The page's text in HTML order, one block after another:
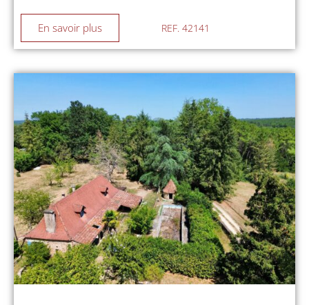
En savoir plus REF. 42141